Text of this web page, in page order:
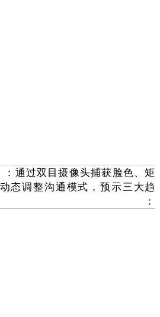
：通过双目摄像头捕获脸色、矩
态调整沟通模式，预示三大趋
：